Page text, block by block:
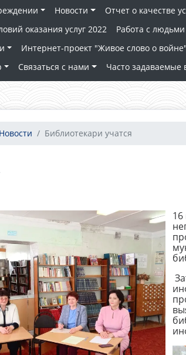
Новости
Отчет о качестве
оказания услуг 2022
Работа с
Интернет-проект "Живое слово о
Связаться с нами Часто задаваемые
Новости Библиотекари учатся